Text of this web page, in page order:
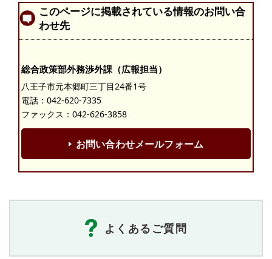
このページに掲載されている情報のお問い合
わせ先
総合政策部外務渉外課（広報担当）
八王子市元本郷町三丁目24番1号
電話： 042-620-7335
ファックス：042-626-3858
お問い合わせメールフォーム
よくあるご質問